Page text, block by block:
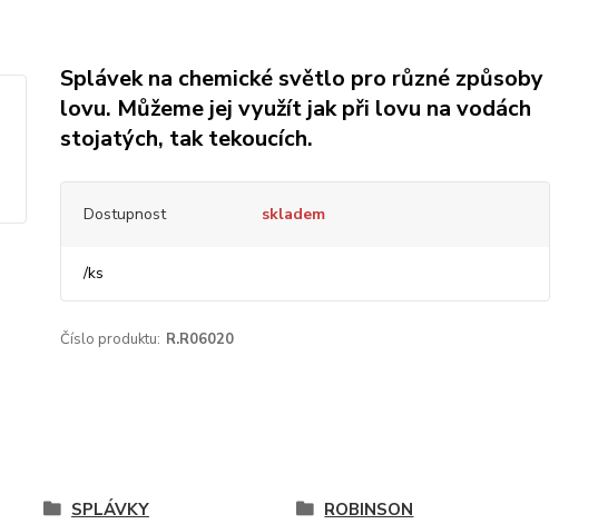
Splávek na chemické světlo pro různé způsoby
lovu. Můžeme jej využít jak při lovu na vodách
stojatých, tak tekoucích.
Dostupnost skladem
/ks
Číslo produktu: R.R06020
SPLÁVKY ROBINSON